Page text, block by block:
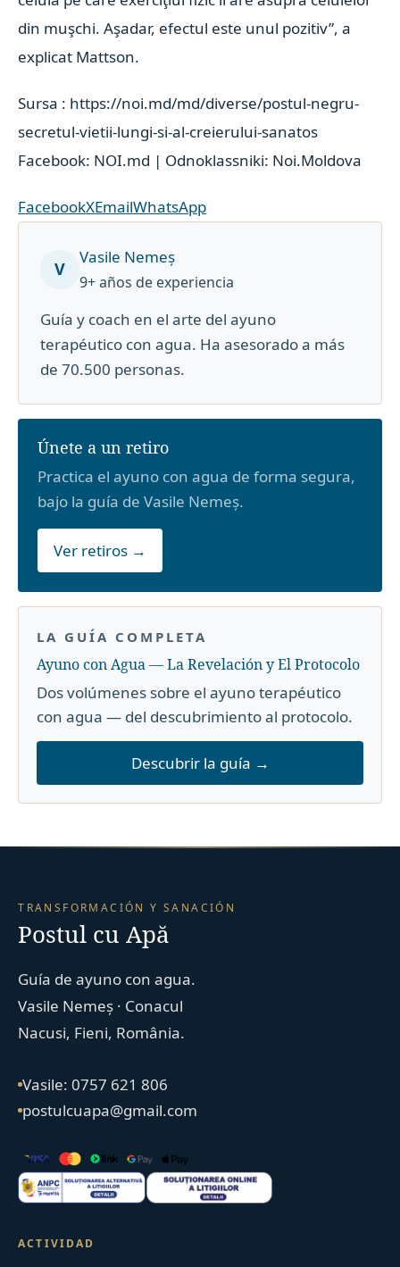
din muşchi. Aşadar, efectul este unul pozitiv”, a
explicat Mattson.
Sursa : https://noi.md/md/diverse/postul-negru-
secretul-vietii-lungi-si-al-creierului-sanatos
Facebook: NOI.md | Odnoklassniki: Noi.Moldova
FacebookXEmailWhatsApp
V
Vasile Nemeș
9+ años de experiencia
Guía y coach en el arte del ayuno
terapéutico con agua. Ha asesorado a más
de 70.500 personas.
Únete a un retiro
Practica el ayuno con agua de forma segura,
bajo la guía de Vasile Nemeș.
Ver retiros →
LA GUÍA COMPLETA
Ayuno con Agua — La Revelación y El Protocolo
Dos volúmenes sobre el ayuno terapéutico
con agua — del descubrimiento al protocolo.
Descubrir la guía →
TRANSFORMACIÓN Y SANACIÓN
Postul cu Apă
Guía de ayuno con agua.
Vasile Nemeș · Conacul
Nacusi, Fieni, România.
Vasile: 0757 621 806
postulcuapa@gmail.com
ACTIVIDAD